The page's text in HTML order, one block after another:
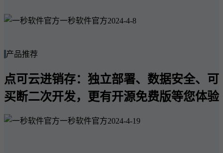
一秒软件官方2024-4-8
产品推荐
点可云进销存：独立部署、数据安全、可
买断二次开发，更有开源免费版等您体验
一秒软件官方2024-4-19